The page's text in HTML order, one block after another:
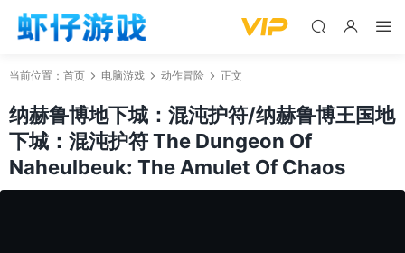
当前位置： 首页 电脑游戏 动作冒险 正文
纳赫鲁博地下城：混沌护符/纳赫鲁博王国地
下城：混沌护符 The Dungeon Of
Naheulbeuk: The Amulet Of Chaos